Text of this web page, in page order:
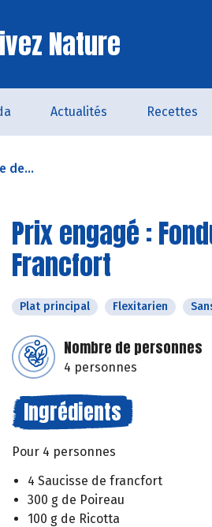
Nature
Actualités Recettes
de...
Prix engagé :
Francfort
Plat principal Flexitarien
Nombre de personnes
4 personnes
Ingrédients
Pour 4 personnes
4 Saucisse de francfort
300 g de Poireau
100 g de Ricotta